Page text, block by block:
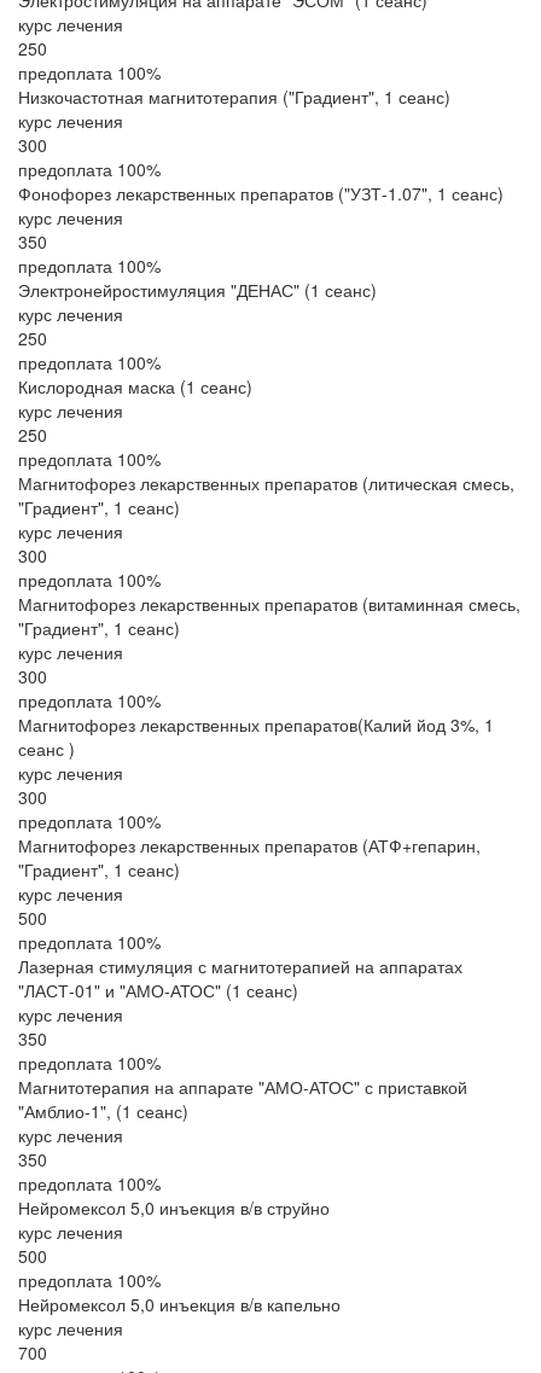
курс лечения
250
предоплата 100%
Низкочастотная магнитотерапия ("Градиент", 1 сеанс)
курс лечения
300
предоплата 100%
Фонофорез лекарственных препаратов ("УЗТ-1.07", 1 сеанс)
курс лечения
350
предоплата 100%
Электронейростимуляция "ДЕНАС" (1 сеанс)
курс лечения
250
предоплата 100%
Кислородная маска (1 сеанс)
курс лечения
250
предоплата 100%
Магнитофорез лекарственных препаратов (литическая смесь,
"Градиент", 1 сеанс)
курс лечения
300
предоплата 100%
Магнитофорез лекарственных препаратов (витаминная смесь,
"Градиент", 1 сеанс)
курс лечения
300
предоплата 100%
Магнитофорез лекарственных препаратов(Калий йод 3%, 1
сеанс )
курс лечения
300
предоплата 100%
Магнитофорез лекарственных препаратов (АТФ+гепарин,
"Градиент", 1 сеанс)
курс лечения
500
предоплата 100%
Лазерная стимуляция с магнитотерапией на аппаратах
"ЛАСТ-01" и "АМО-АТОС" (1 сеанс)
курс лечения
350
предоплата 100%
Магнитотерапия на аппарате "АМО-АТОС" с приставкой
"Амблио-1", (1 сеанс)
курс лечения
350
предоплата 100%
Нейромексол 5,0 инъекция в/в струйно
курс лечения
500
предоплата 100%
Нейромексол 5,0 инъекция в/в капельно
курс лечения
700